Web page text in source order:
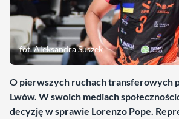
fot. Aleksandra Suszek
O pierwszych ruchach transferowych
Lwów. W swoich mediach
decyzję w sprawie Lorenzo Pope.